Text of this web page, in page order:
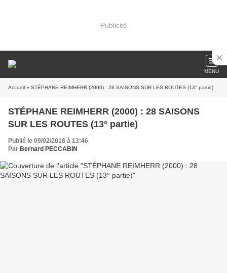
Publicité
MENU
Accueil » STÉPHANE REIMHERR (2000) : 28 SAISONS SUR LES ROUTES (13° partie)
STÉPHANE REIMHERR (2000) : 28 SAISONS
SUR LES ROUTES (13° partie)
Publié le 09/02/2018 à 13:46
Par Bernard PECCABIN